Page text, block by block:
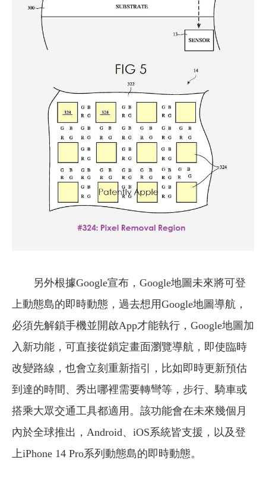
另外根據Google宣布，Google地圖未來將可登
上動態島的即時動態，過去想用Google地圖導航，
必須先解鎖手機並開啟App才能執行，Google地圖加
入新功能，可直接從鎖定畫面瀏覽導航，即使臨時
改變路線，也會立刻重新指引，比如即時更新預估
到達的時間、秀出哪裡需要轉彎等，步行、騎車或
搭乘大眾交通工具都適用。該功能會在未來幾個月
內於全球推出，Android、iOS系統皆支援，以及登
上iPhone 14 Pro系列動態島的即時動態。